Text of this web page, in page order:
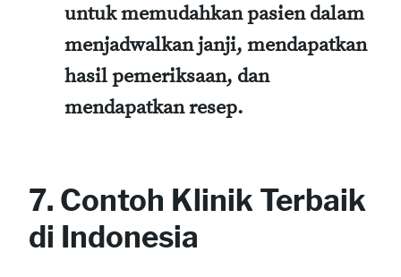
untuk memudahkan pasien dalam
menjadwalkan janji, mendapatkan
hasil pemeriksaan, dan
mendapatkan resep.
7. Contoh Klinik Terbaik
di Indonesia